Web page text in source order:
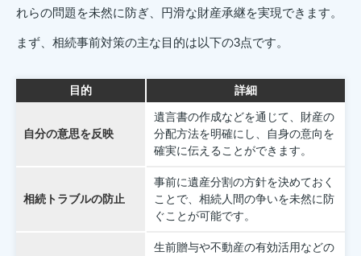
れらの問題を未然に防ぎ、円滑な財産承継を実現できます。
まず、相続事前対策の主な目的は以下の3点です。
目的 詳細
自分の意思を反映
遺言書の作成などを通じて、財産の
分配方法を明確にし、自身の意向を
確実に伝えることができます。
相続トラブルの防止
事前に遺産分割の方針を決めておく
ことで、相続人間の争いを未然に防
ぐことが可能です。
生前贈与や不動産の有効活用などの